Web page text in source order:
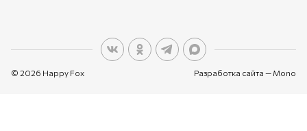
О персональных данных
© 2026 Happy Fox Разработка сайта — Mono